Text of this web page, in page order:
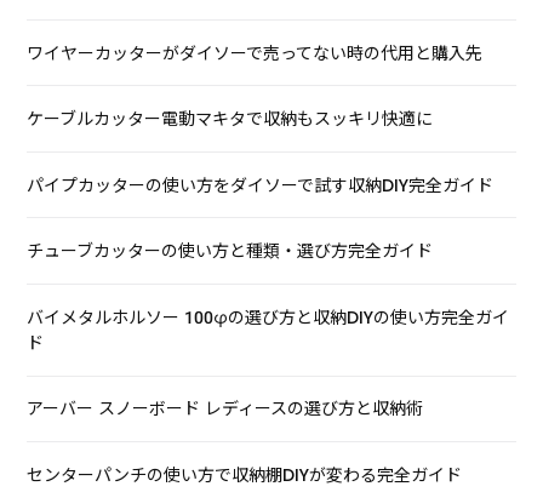
ワイヤーカッターがダイソーで売ってない時の代用と購入先
ケーブルカッター電動マキタで収納もスッキリ快適に
パイプカッターの使い方をダイソーで試す収納DIY完全ガイド
チューブカッターの使い方と種類・選び方完全ガイド
バイメタルホルソー 100φの選び方と収納DIYの使い方完全ガイ
ド
アーバー スノーボード レディースの選び方と収納術
センターパンチの使い方で収納棚DIYが変わる完全ガイド